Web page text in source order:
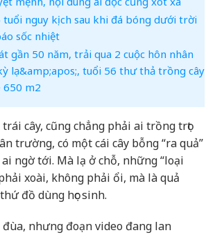
tuổi nguy kịch sau khi đá bóng dưới trời
sốc nhiệt
gần 50 năm, trải qua 2 cuộc hôn nhân
lạ&amp;apos;, tuổi 56 thư thả trồng cây
650 m2
cây, cũng chẳng phải ai trồng trọt
trường, có một cái cây bỗng “ra quả”
ngờ tới. Mà lạ ở chỗ, những “loại
xoài, không phải ổi, mà là quả
đồ dùng học sinh.
nhưng đoạn video đang lan